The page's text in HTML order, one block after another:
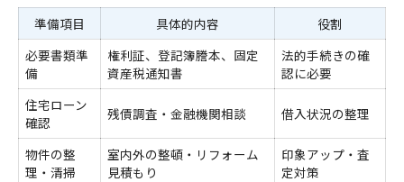
準備項目 具体的内容
役割
必要書類準
備
権利証、登記簿謄本、固定
資産税通知書
法的手続きの確
認に必要
住宅ローン
確認
残債調査・金融機関相談 借入状況の整理
物件の整
理・清掃
室内外の整頓・リフォーム
見積もり
印象アップ・査
定対策